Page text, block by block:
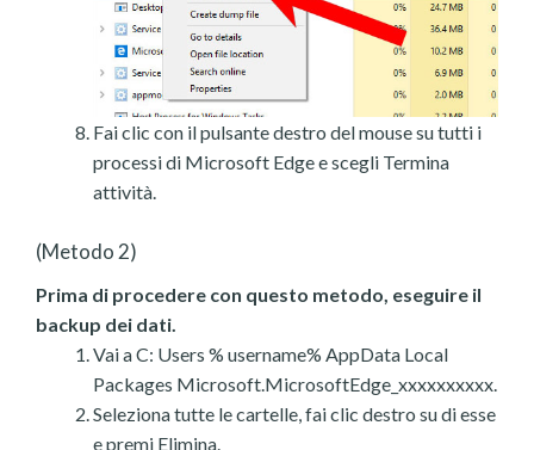
Fai clic con il pulsante destro del mouse su tutti i
processi di Microsoft Edge e scegli Termina
attività.
(Metodo 2)
Prima di procedere con questo metodo, eseguire il
backup dei dati.
Vai a C: Users % username% AppData Local
Packages Microsoft.MicrosoftEdge_xxxxxxxxxx.
Seleziona tutte le cartelle, fai clic destro su di esse
e premi Elimina.